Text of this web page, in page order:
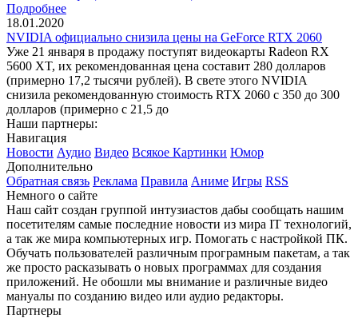
Подробнее
18.01.2020
NVIDIA официально снизила цены на GeForce RTX 2060
Уже 21 января в продажу поступят видеокарты Radeon RX
5600 XT, их рекомендованная цена составит 280 долларов
(примерно 17,2 тысячи рублей). В свете этого NVIDIA
снизила рекомендованную стоимость RTX 2060 с 350 до 300
долларов (примерно с 21,5 до
Наши партнеры:
Навигация
Новости Аудио Видео Всякое Картинки Юмор
Дополнительно
Обратная связь Реклама Правила Аниме Игры RSS
Немного о сайте
Наш сайт создан группой интузиастов дабы сообщать нашим
посетителям самые последние новости из мира IT технологий,
а так же мира компьютерных игр. Помогать с настройкой ПК.
Обучать пользователей различным програмным пакетам, а так
же просто расказывать о новых программах для создания
приложений. Не обошли мы внимание и различные видео
мануалы по созданию видео или аудио редакторы.
Партнеры